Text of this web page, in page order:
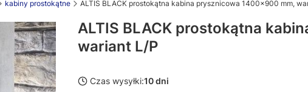
kabiny prostokątne ALTIS BLACK prostokątna kabina prysznicowa 1400x900 mm,
ALTIS BLACK prostokątna
wariant L/P
Czas wysyłki:10 dni